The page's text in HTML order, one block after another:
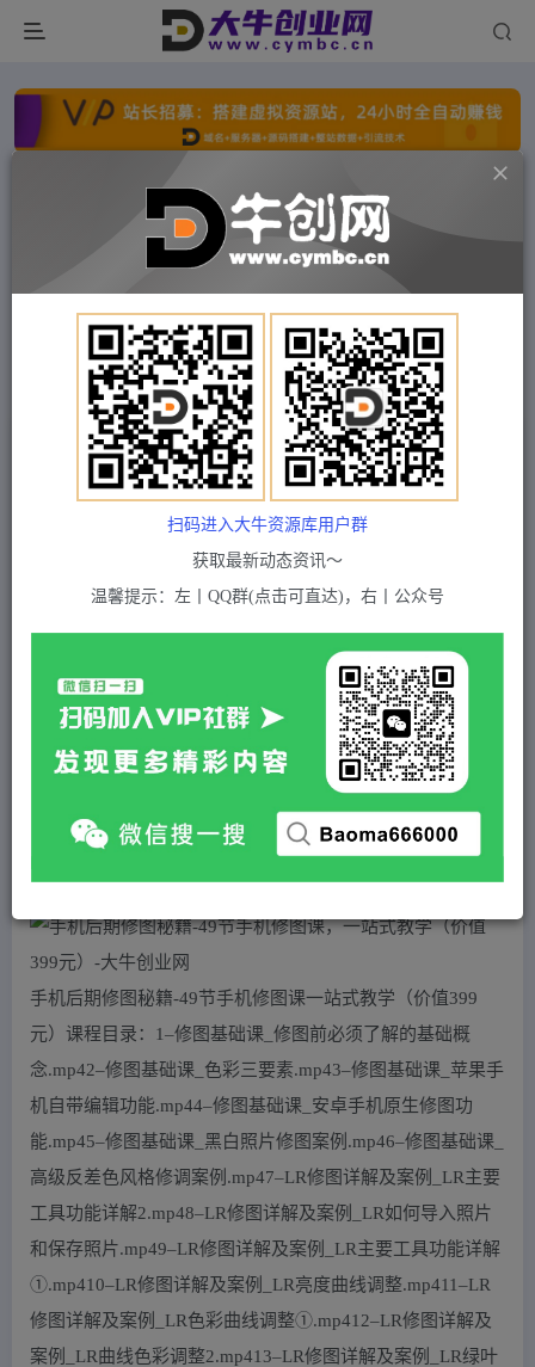
点击开通分站+ 每日收入300+
文字广告火爆招租 文字广告火爆招租
文字广告火爆招租
文字广告火爆招租 文字广告火爆招租
付费项目 冒泡网 正文
手机后期修图秘籍-49节手机修图课，一站式教学
（价值399元）
5 积分
黄金会员 2 超级会员(永久VIP) 免费
站长QQ：1970819299
付费资源
手机后期修图秘籍-49节手机修图课一站式教学（价值399
元）课程目录：1–修图基础课_修图前必须了解的基础概
念.mp42–修图基础课_色彩三要素.mp43–修图基础课_苹果手
机自带编辑功能.mp44–修图基础课_安卓手机原生修图功
能.mp45–修图基础课_黑白照片修图案例.mp46–修图基础课_
高级反差色风格修调案例.mp47–LR修图详解及案例_LR主要
工具功能详解2.mp48–LR修图详解及案例_LR如何导入照片
和保存照片.mp49–LR修图详解及案例_LR主要工具功能详解
①.mp410–LR修图详解及案例_LR亮度曲线调整.mp411–LR
修图详解及案例_LR色彩曲线调整①.mp412–LR修图详解及
案例_LR曲线色彩调整2.mp413–LR修图详解及案例_LR绿叶
扫码进入大牛资源库用户群
获取最新动态资讯～
温馨提示：左丨QQ群(点击可直达)，右丨公众号